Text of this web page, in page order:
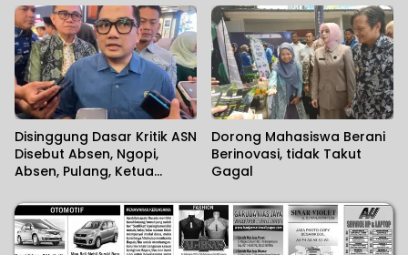
Cedera Sejak Menit
Pertama
Disinggung Dasar Kritik ASN
Disebut Absen, Ngopi,
Absen, Pulang, Ketua
Wartawan Menilai Sendiri
Dorong Mahasiswa Berani
Berinovasi, tidak Takut
Gagal